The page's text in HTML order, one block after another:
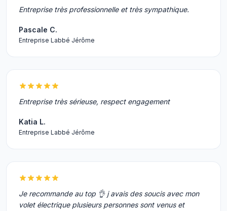
Entreprise très professionnelle et très sympathique.
Pascale C.
Entreprise Labbé Jérôme
Entreprise très sérieuse, respect engagement
Katia L.
Entreprise Labbé Jérôme
Je recommande au top 👌 j avais des soucis avec mon
volet électrique plusieurs personnes sont venus et